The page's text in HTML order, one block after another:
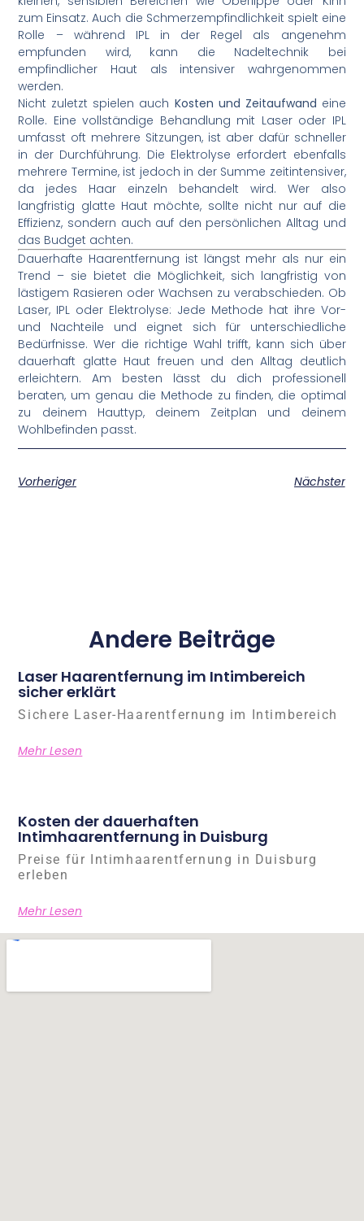
zum Einsatz. Auch die Schmerzempfindlichkeit spielt eine
Rolle – während IPL in der Regel als angenehm
empfunden wird, kann die Nadeltechnik bei
empfindlicher Haut als intensiver wahrgenommen
werden.
Nicht zuletzt spielen auch Kosten und Zeitaufwand eine
Rolle. Eine vollständige Behandlung mit Laser oder IPL
umfasst oft mehrere Sitzungen, ist aber dafür schneller
in der Durchführung. Die Elektrolyse erfordert ebenfalls
mehrere Termine, ist jedoch in der Summe zeitintensiver,
da jedes Haar einzeln behandelt wird. Wer also
langfristig glatte Haut möchte, sollte nicht nur auf die
Effizienz, sondern auch auf den persönlichen Alltag und
das Budget achten.
Dauerhafte Haarentfernung ist längst mehr als nur ein
Trend – sie bietet die Möglichkeit, sich langfristig von
lästigem Rasieren oder Wachsen zu verabschieden. Ob
Laser, IPL oder Elektrolyse: Jede Methode hat ihre Vor-
und Nachteile und eignet sich für unterschiedliche
Bedürfnisse. Wer die richtige Wahl trifft, kann sich über
dauerhaft glatte Haut freuen und den Alltag deutlich
erleichtern. Am besten lässt du dich professionell
beraten, um genau die Methode zu finden, die optimal
zu deinem Hauttyp, deinem Zeitplan und deinem
Wohlbefinden passt.
Vorheriger Nächster
Andere Beiträge
Laser Haarentfernung im Intimbereich
sicher erklärt
Sichere Laser-Haarentfernung im Intimbereich
Mehr Lesen
Kosten der dauerhaften
Intimhaarentfernung in Duisburg
Preise für Intimhaarentfernung in Duisburg
erleben
Mehr Lesen